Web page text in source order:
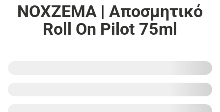
NOXZEMA | Αποσμητικό
Roll On Pilot 75ml